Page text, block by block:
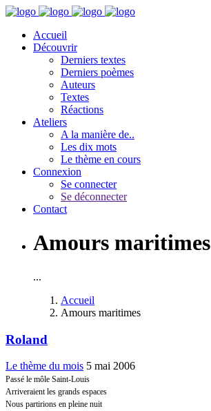
Accueil
Découvrir
Derniers textes
Derniers poèmes
Auteurs
Textes
Réactions
Ateliers
A la manière de..
Les dix mots
Le thème en cours
Connexion
Se connecter
Se déconnecter
Contact
Amours maritimes
...
Accueil
Amours maritimes
Roland
Le thème du mois 5 mai 2006
Passé le môle Saint-Louis
Arriveraient les grands espaces
Nous partirions en pleine nuit